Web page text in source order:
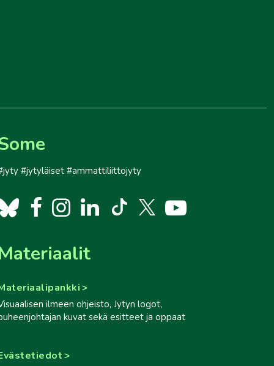
ilmeen ohjeisto, Jytyn logot,
kuvat sekä esitteet ja oppaat
#jytyläiset #ammattiliittojyty